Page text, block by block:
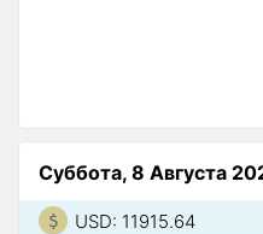
Суббота, 8 Августа
USD: 11915.64